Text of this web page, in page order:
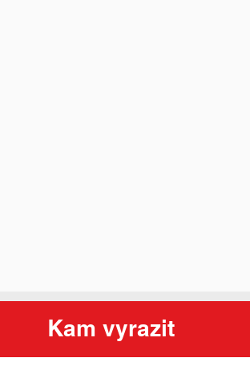
Kam vyrazit